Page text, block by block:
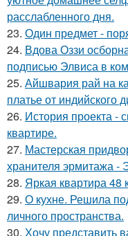
расслабленного дня.
23. Один предмет -
24. Вдова Оззи
подписью Элвиса в
25. Айшвария рай на
платье от индийского
26. История проекта -
квартире.
27. Мастерская
хранителя эрмитажа -
28. Яркая квартира 48
29. О кухне. Решила
личного пространства.
30. Хочу представить